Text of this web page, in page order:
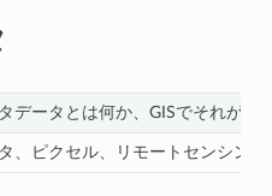
データとは何か、GISでそれがど
、ピクセル、リモートセンシン